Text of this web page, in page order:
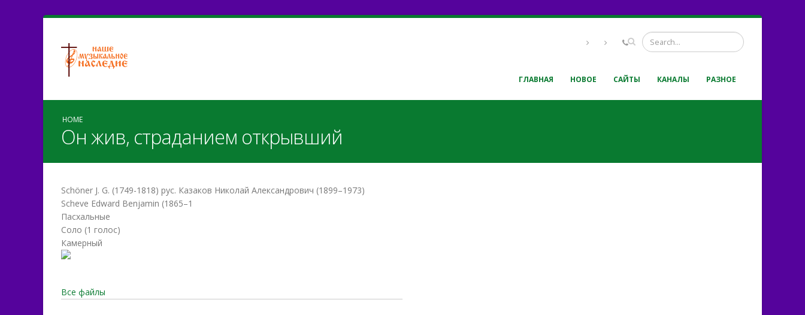
ГЛАВНАЯ НОВОЕ САЙТЫ КАНАЛЫ РАЗНОЕ
HOME
Он жив, страданием открывший
Schöner J. G. (1749-1818) рус. Казаков Николай Александрович (1899–1973)
Scheve Edward Benjamin (1865–1
Пасхальные
Соло (1 голос)
Камерный
Все файлы